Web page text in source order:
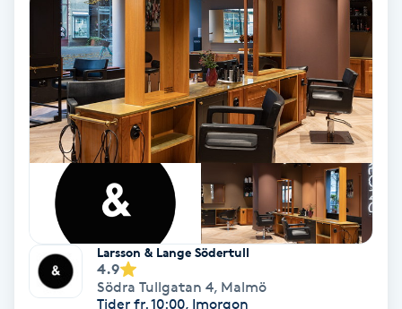
Fotsvamp
Fotvård
Fransar
Fransborttagning
Fransfärgning
Fransförlängning
Larsson & Lange Södertull
4.9
Södra Tullgatan 4, Malmö
Tider fr. 10:00, Imorgon